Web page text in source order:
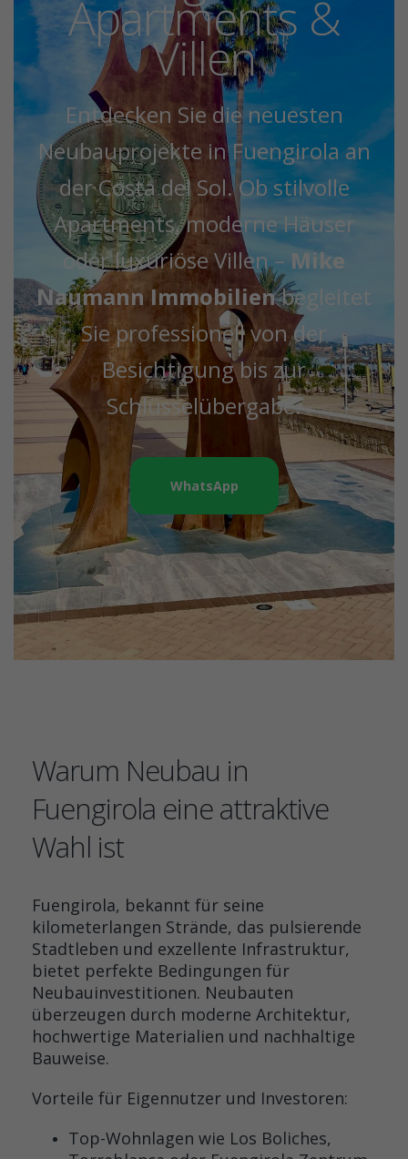
Apartments &
Villen
Entdecken Sie die neuesten
Neubauprojekte in Fuengirola an
der Costa del Sol. Ob stilvolle
Apartments, moderne Häuser
oder luxuriöse Villen – Mike
Naumann Immobilienbegleitet
Sie professionell von der
Besichtigung bis zur
Schlüsselübergabe.
WhatsApp
Warum Neubau in
Fuengirola eine attraktive
Wahl ist
Fuengirola, bekannt für seine
kilometerlangen Strände, das pulsierende
Stadtleben und exzellente Infrastruktur,
bietet perfekte Bedingungen für
Neubauinvestitionen. Neubauten
überzeugen durch moderne Architektur,
hochwertige Materialien und nachhaltige
Bauweise.
Vorteile für Eigennutzer und Investoren:
Top-Wohnlagen wie Los Boliches,